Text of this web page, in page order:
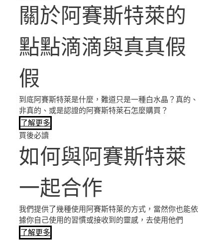
關於阿賽斯特萊的
點點滴滴與真真假
假
到底阿賽斯特萊是什麼，難道只是一種白水晶？真的、
非真的、或是認證的阿賽斯特萊石怎麼購買？
了解更多
買後必讀
如何與阿賽斯特萊
一起合作
我們提供了幾種使用阿賽斯特萊的方式，當然你也能依
據你自己使用的習慣或接收到的靈感，去使用他們
了解更多